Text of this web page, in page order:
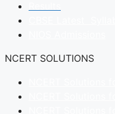
NCERT SOLUTIONS